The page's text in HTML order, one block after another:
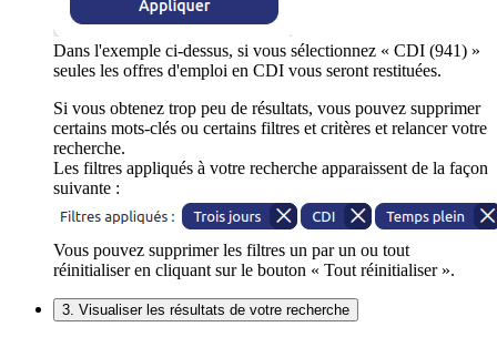
Dans l'exemple ci-dessus, si vous sélectionnez « CDI (941) »
seules les offres d'emploi en CDI vous seront restituées.
Si vous obtenez trop peu de résultats, vous pouvez supprimer
certains mots-clés ou certains filtres et critères et relancer votre
recherche.
Les filtres appliqués à votre recherche apparaissent de la façon
suivante :
Vous pouvez supprimer les filtres un par un ou tout
réinitialiser en cliquant sur le bouton « Tout réinitialiser ».
3. Visualiser les résultats de votre recherche